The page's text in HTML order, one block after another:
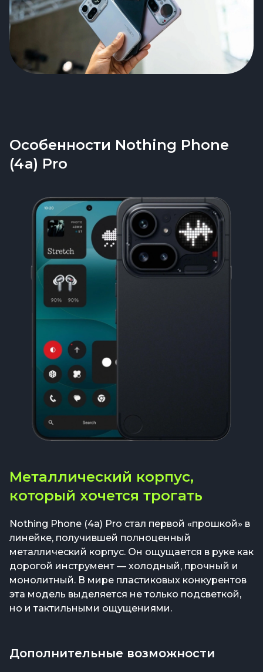
Особенности Nothing Phone
(4a) Pro
Металлический корпус,
который хочется трогать
Nothing Phone (4a) Pro стал первой «прошкой» в
линейке, получившей полноценный
металлический корпус. Он ощущается в руке как
дорогой инструмент — холодный, прочный и
монолитный. В мире пластиковых конкурентов
эта модель выделяется не только подсветкой,
но и тактильными ощущениями.
Дополнительные возможности